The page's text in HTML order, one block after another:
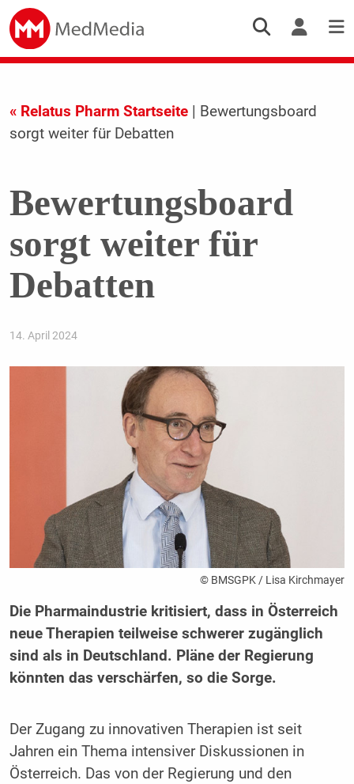
« Relatus Pharm Startseite| Bewertungsboard
sorgt weiter für Debatten
Bewertungsboard
sorgt weiter für
Debatten
14. April 2024
© BMSGPK / Lisa Kirchmayer
Die Pharmaindustrie kritisiert, dass in Österreich
neue Therapien teilweise schwerer zugänglich
sind als in Deutschland. Pläne der Regierung
könnten das verschärfen, so die Sorge.
Der Zugang zu innovativen Therapien ist seit
Jahren ein Thema intensiver Diskussionen in
Österreich. Das von der Regierung und den